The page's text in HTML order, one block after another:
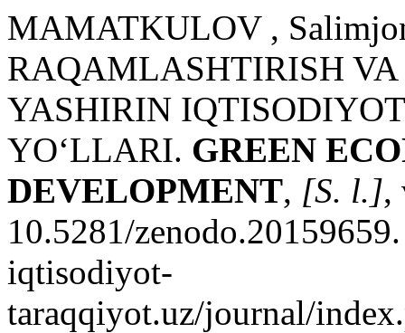
MAMATKULOV ,
RAQAMLASHTIRISH
YASHIRIN
YOʻLLARI. GREEN
DEVELOPMENT, [S. l.],
10.5281/
iqtisodiyot-
taraqqiyot.uz/journal/